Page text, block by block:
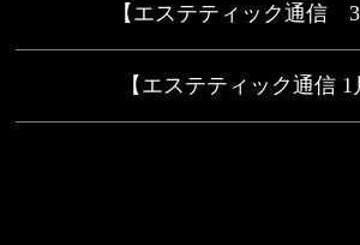
【エステティック通信 3
【エステティック通信 1